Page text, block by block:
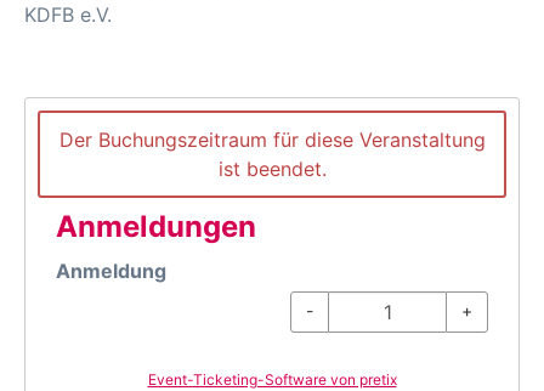
KDFB e.V.
Der Buchungszeitraum für diese Veranstaltung
ist beendet.
Anmeldungen
Anmeldung
- +
Event-Ticketing-Software von pretix